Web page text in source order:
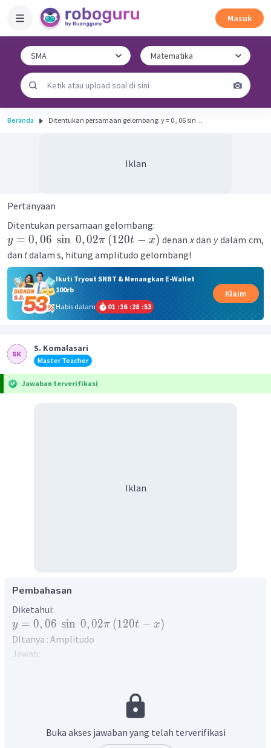
Masuk
Beranda Ditentukan persamaan gelombang: y = 0 , 06 sin ...
Iklan
Pertanyaan
Ditentukan persamaan gelombang:
y = 0, 06 sin 0,02π (120t − x) denanxdan ydalam cm,
dan tdalam s, hitung amplitudo gelombang!
Ikuti Tryout SNBT & Menangkan E-Wallet
100rb
Habis dalam
01 :16 :28 :53
Klaim
S. Komalasari
Master Teacher
Jawaban terverifikasi
Iklan
Pembahasan
Diketahui:
y = 0, 06 sin 0,02π (120t − x)
DItanya : Amplitudo
Jawab:
gelombang secara umum dirumuskan sebagai berikut:
Oleh karena itu, besar amplitudo pada persamaan
gelombang tersebut adalah 0,06 cm.
Buka akses jawaban yang telah terverifikasi